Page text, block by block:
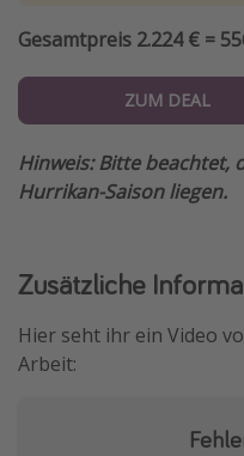
Gesamtpreis 2.224 € =
ZUM DEAL
Hinweis: Bitte beachtet,
Hurrikan-Saison liegen.
Zusätzliche
Hier seht ihr ein Video
Arbeit: